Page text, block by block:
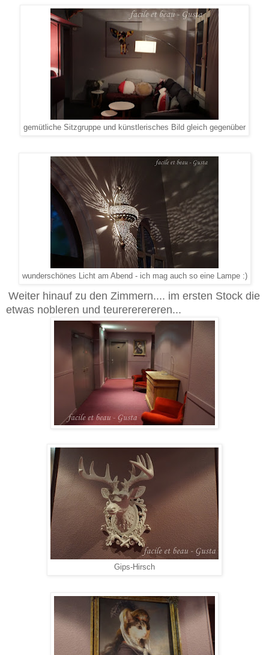
gemütliche Sitzgruppe und künstlerisches Bild gleich gegenüber
wunderschönes Licht am Abend - ich mag auch so eine Lampe :)
Weiter hinauf zu den Zimmern.... im ersten Stock die
etwas nobleren und teurererereren...
Gips-Hirsch